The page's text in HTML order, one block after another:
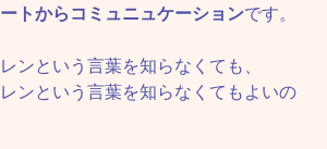
トからコミュニュケーションです。
ンという言葉を知らなくても、
ンという言葉を知らなくてもよいの